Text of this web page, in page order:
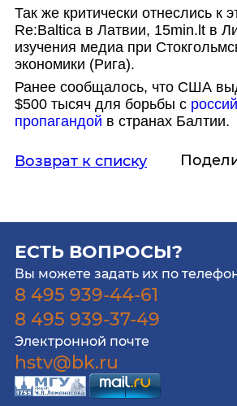
Так же критически отнеслись к
Re:Baltica в Латвии, 15min.lt в
изучения медиа при
экономики (Рига).
Ранее сообщалось, что США
$500 тысяч для борьбы с
пропагандой в странах Балтии.
Возврат к списку
ЕСТЬ ВОПРОСЫ?
Вы можете задать их по
8 495 939-44-61
8 495 939-37-49
Электронной почте
hstv@bk.ru